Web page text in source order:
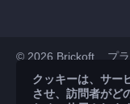
© 2026 Brickoft プ
クッキーは、サー
させ、訪問者がど